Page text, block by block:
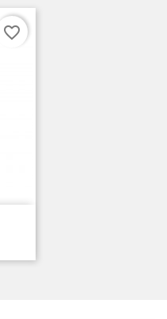
favorite_border